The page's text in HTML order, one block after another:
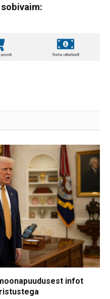
infot